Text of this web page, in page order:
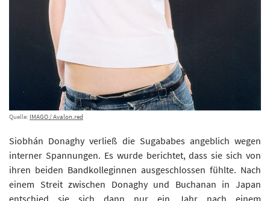
Quelle: IMAGO / Avalon.red
Siobhán Donaghy verließ die Sugababes angeblich wegen
interner Spannungen. Es wurde berichtet, dass sie sich von
ihren beiden Bandkolleginnen ausgeschlossen fühlte. Nach
einem Streit zwischen Donaghy und Buchanan in Japan
entschied sie sich dann nur ein Jahr nach einem